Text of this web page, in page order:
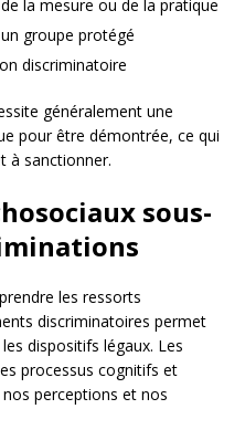
la mesure ou de la pratique
groupe protégé
discriminatoire
généralement une
pour être démontrée, ce qui
à sanctionner.
sous-
les ressorts
discriminatoires permet
dispositifs légaux. Les
processus cognitifs et
perceptions et nos